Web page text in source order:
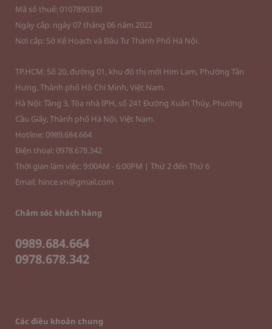
Mã số thuế: 0107890330
Ngày cấp: ngày 07 tháng 06 năm 2022
Nơi cấp: Sở Kế Hoạch và Đầu Tư Thành Phố Hà Nội.
TP.HCM: Số 20, đường 01, khu đô thị mới Him Lam, Phường Tân
Hưng, Thành phố Hồ Chí Minh, Việt Nam.
Hà Nội: Tầng 3, Tòa nhà IPH, số 241 Đường Xuân Thủy, Phường
Cầu Giấy, Thành phố Hà Nội, Việt Nam.
Hotline: 0989.684.664
Điện thoại: 0978.678.342
Thời gian làm việc: 9:00AM - 6:00PM | Thứ 2 đến Thứ 6
Email: hince.vn@gmail.com
Chăm sóc khách hàng
0989.684.664
0978.678.342
Các điều khoản chung